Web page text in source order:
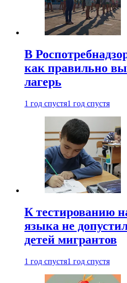
В
как правильно
лагерь
1 год спустя1 год спустя
К тестированию
языка не
детей мигрантов
1 год спустя1 год спустя